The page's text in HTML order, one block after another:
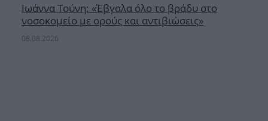
Ιωάννα Τούνη: «Έβγαλα όλο το βράδυ στο
νοσοκομείο με ορούς και αντιβιώσεις»
08.08.2026